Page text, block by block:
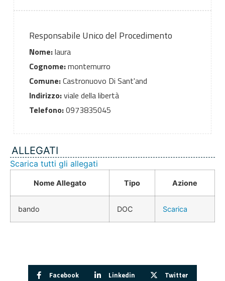
Responsabile Unico del Procedimento
Nome:laura
Cognome:montemurro
Comune:Castronuovo Di Sant'and
Indirizzo:viale della libertà
Telefono:0973835045
ALLEGATI
Scarica tutti gli allegati
Nome Allegato Tipo Azione
bando DOC Scarica
Facebook Linkedin Twitter